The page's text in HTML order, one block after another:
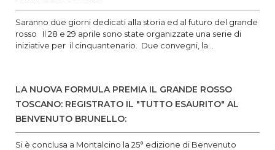
Saranno due giorni dedicati alla storia ed al futuro del grande
rosso Il 28 e 29 aprile sono state organizzate una serie di
iniziative per il cinquantenario. Due convegni, la...
LA NUOVA FORMULA PREMIA IL GRANDE ROSSO
TOSCANO: REGISTRATO IL "TUTTO ESAURITO" AL
BENVENUTO BRUNELLO:
Si è conclusa a Montalcino la 25° edizione di Benvenuto